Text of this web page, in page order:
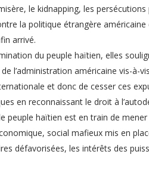
le kidnapping, les persécutions
la politique étrangère
arrivé.
du peuple haïtien, elles
l’administration américaine vis-à-
et donc de cesser ces
en reconnaissant le droit à
peuple haïtien est en train de
social mafieux mis en
défavorisées, les intérêts des